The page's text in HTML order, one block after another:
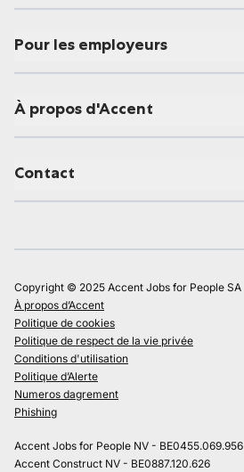
Pour les employeurs
À propos d'Accent
Contact
Copyright © 2025 Accent Jobs for People SA
À propos d’Accent
Politique de cookies
Politique de respect de la vie privée
Conditions d'utilisation
Politique d’Alerte
Numeros dagrement
Phishing
Accent Jobs for People NV - BE0455.069.956
Accent Construct NV - BE0887.120.626